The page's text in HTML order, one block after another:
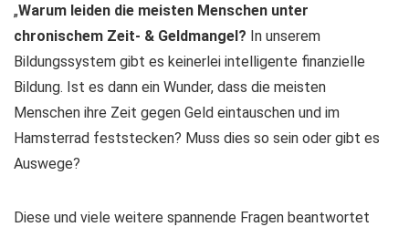
„Warum leiden die meisten Menschen unter
chronischem Zeit- & Geldmangel? In unserem
Bildungssystem gibt es keinerlei intelligente finanzielle
Bildung. Ist es dann ein Wunder, dass die meisten
Menschen ihre Zeit gegen Geld eintauschen und im
Hamsterrad feststecken? Muss dies so sein oder gibt es
Auswege?
Diese und viele weitere spannende Fragen beantwortet